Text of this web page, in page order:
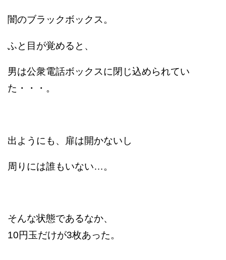
闇のブラックボックス。
ふと目が覚めると、
男は公衆電話ボックスに閉じ込められてい
た・・・。
出ようにも、扉は開かないし
周りには誰もいない…。
そんな状態であるなか、
10円玉だけが3枚あった。